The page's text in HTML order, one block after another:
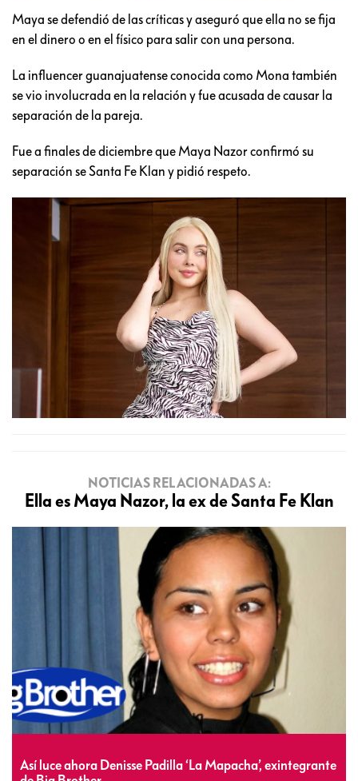
Maya se defendió de las críticas y aseguró que ella no se fija
en el dinero o en el físico para salir con una persona.
La influencer guanajuatense conocida como Mona también
se vio involucrada en la relación y fue acusada de causar la
separación de la pareja.
Fue a finales de diciembre que Maya Nazor confirmó su
separación se Santa Fe Klan y pidió respeto.
NOTICIAS RELACIONADAS A:
Ella es Maya Nazor, la ex de Santa Fe Klan
Así luce ahora Denisse Padilla ‘La Mapacha’, exintegrante